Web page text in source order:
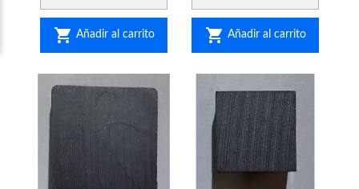
 Añadir al carrito  Añadir al carrito